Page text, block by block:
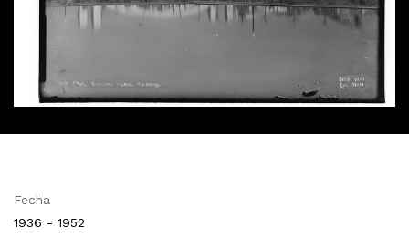
Fecha
1936 - 1952